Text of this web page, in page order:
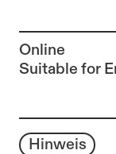
Online
Suitable for
Hinweis